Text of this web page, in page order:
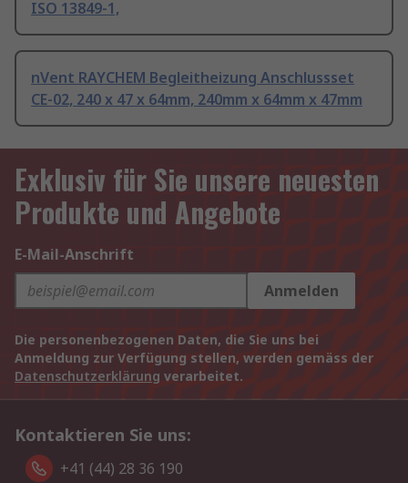
ISO 13849-1,
nVent RAYCHEM Begleitheizung Anschlussset
CE-02, 240 x 47 x 64mm, 240mm x 64mm x 47mm
Exklusiv für Sie unsere neuesten
Produkte und Angebote
E-Mail-Anschrift
Anmelden
Die personenbezogenen Daten, die Sie uns bei
Anmeldung zur Verfügung stellen, werden gemäss der
Datenschutzerklärung verarbeitet.
Kontaktieren Sie uns:
+41 (44) 28 36 190